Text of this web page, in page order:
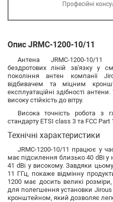
Професійні
Опис JRMC-1200-10/11
Антена JRMC-1200-10/
бездротових ліній зв'язку у
покоління антен компанії
відбивачем та міцним
експлуатаційні здібності
високу стійкість до вітру.
Висока точність робота з
стандарту ETSI class 3 та FCC Part
Технічні характеристики
JRMC-1200-10/11 працює у
має підсилення близько 40 dBi у
41 dBi у високому. Завдяки
11 ГГц, покаже відмінну
1200 має досить великі
для полегшення установки
кронштейном, який дозволяє